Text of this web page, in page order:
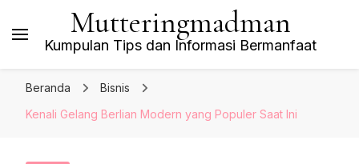
Mutteringmadman
Kumpulan Tips dan Informasi Bermanfaat
Beranda
Bisnis
Kenali Gelang Berlian Modern yang Populer Saat Ini